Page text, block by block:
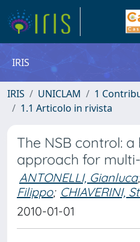
IRIS
IRIS UNICLAM
1
1.1 Articolo in rivista
The NSB control:
approach for
ANTONELLI, Gianluca;
Filippo; CHIAVERINI,
2010-01-01